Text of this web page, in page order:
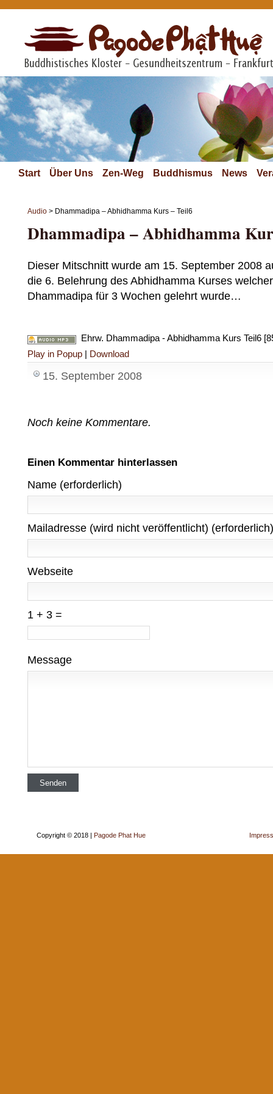
Start Über Uns Zen-Weg Buddhismus News
Audio > Dhammadipa – Abhidhamma Kurs – Teil6
Dhammadipa – Abhidhamma
Dieser Mitschnitt wurde am 15. September 2008
die 6. Belehrung des Abhidhamma Kurses
Dhammadipa für 3 Wochen gelehrt wurde…
Ehrw. Dhammadipa - Abhidhamma Kurs Teil6
Play in Popup
Download
15. September 2008
Noch keine Kommentare.
Einen Kommentar hinterlassen
Name (erforderlich)
Mailadresse (wird nicht veröffentlicht) (erforderlich)
Webseite
1 + 3 =
Message
Copyright © 2018 | Pagode Phat Hue